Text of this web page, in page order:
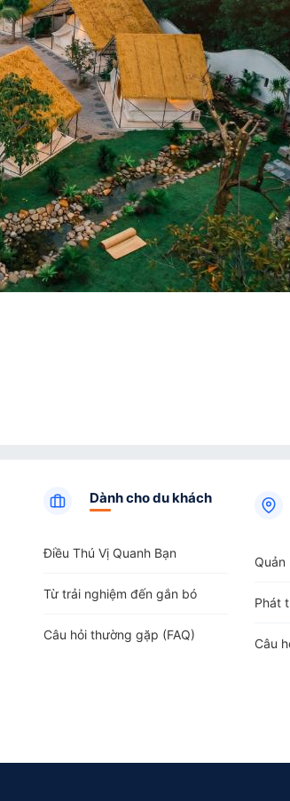
Dành cho du khách
Điều Thú Vị Quanh Bạn
Từ trải nghiệm đến gắn bó
Câu hỏi thường gặp (FAQ)
Quản
Phát
Câu